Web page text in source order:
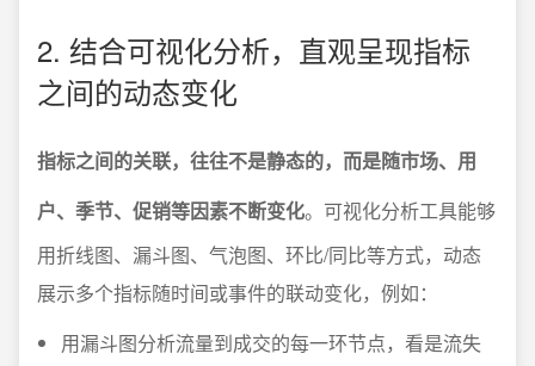
2. 结合可视化分析，直观呈现指标
之间的动态变化
指标之间的关联，往往不是静态的，而是随市场、用
户、季节、促销等因素不断变化。可视化分析工具能够
用折线图、漏斗图、气泡图、环比/同比等方式，动态
展示多个指标随时间或事件的联动变化，例如：
用漏斗图分析流量到成交的每一环节点，看是流失